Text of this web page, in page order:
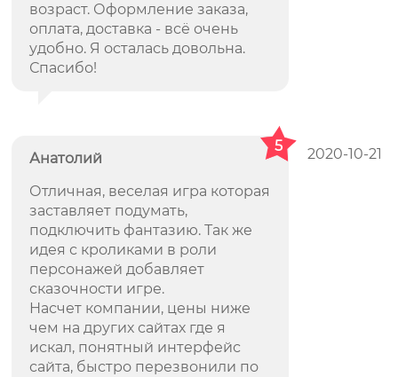
возраст. Оформление заказа,
оплата, доставка - всё очень
удобно. Я осталась довольна.
Спасибо!
Анатолий 2020-10-21
5
Отличная, веселая игра которая
заставляет подумать,
подключить фантазию. Так же
идея с кроликами в роли
персонажей добавляет
сказочности игре.
Насчет компании, цены ниже
чем на других сайтах где я
искал, понятный интерфейс
сайта, быстро перезвонили по